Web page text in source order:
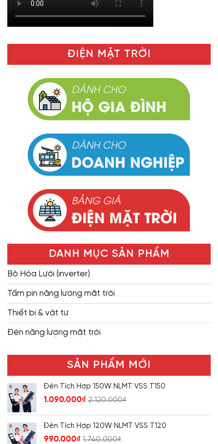
ĐIỆN MẶT TRỜI
DANH MỤC SẢN PHẨM
Bộ Hòa Lưới (inverter)
Tấm pin năng lượng mặt trời
Thiết bị & vật tư
Đèn năng lượng mặt trời
SẢN PHẨM MỚI
Đèn Tích Hợp 150W NLMT VSS T150
1.090.000₫ 2.120.000₫
Đèn Tích Hợp 120W NLMT VSS T120
990.000₫ 1.740.000₫